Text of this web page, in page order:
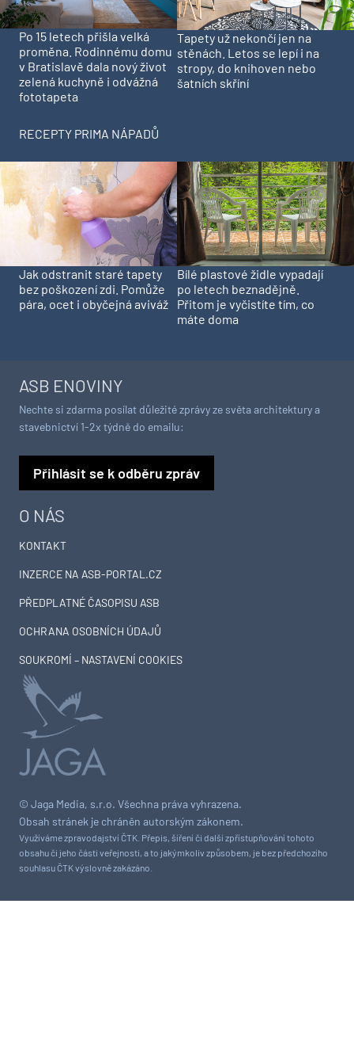
Po 15 letech přišla velká
proměna. Rodinnému domu
v Bratislavě dala nový život
zelená kuchyně i odvážná
fototapeta
Tapety už nekončí jen na
stěnách. Letos se lepí i na
stropy, do knihoven nebo
šatních skříní
RECEPTY PRIMA NÁPADŮ
Jak odstranit staré tapety
bez poškození zdi. Pomůže
pára, ocet i obyčejná aviváž
Bílé plastové židle vypadají
po letech beznadějně.
Přitom je vyčistíte tím, co
máte doma
© Jaga Media, s.r.o. Všechna práva vyhrazena.
Obsah stránek je chráněn autorským zákonem.
Využíváme zpravodajství ČTK. Přepis, šíření či další zpřístupňování tohoto
obsahu či jeho části veřejnosti, a to jakýmkoliv způsobem, je bez předchozího
souhlasu ČTK výslovně zakázáno.
O NÁS
KONTAKT
INZERCE NA ASB-PORTAL.CZ
PŘEDPLATNÉ ČASOPISU ASB
OCHRANA OSOBNÍCH ÚDAJŮ
SOUKROMÍ – NASTAVENÍ COOKIES
ASB ENOVINY
Nechte si zdarma posílat důležité zprávy ze světa architektury a
stavebnictví 1-2x týdně do emailu:
Přihlásit se k odběru zpráv